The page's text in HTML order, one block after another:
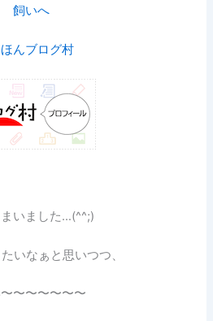
んブログ村
いました…(^^;)
いなぁと思いつつ、
〜〜〜〜〜〜